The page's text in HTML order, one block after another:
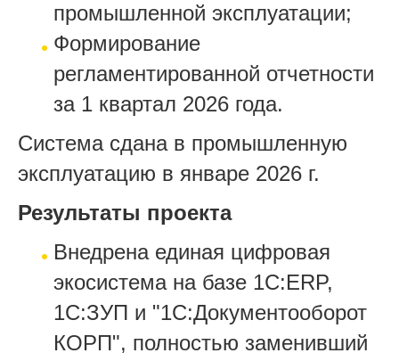
промышленной эксплуатации;
Формирование
регламентированной отчетности
за 1 квартал 2026 года.
Система сдана в промышленную
эксплуатацию в январе 2026 г.
Результаты проекта
Внедрена единая цифровая
экосистема на базе 1С:ERP,
1С:ЗУП и "1С:Документооборот
КОРП", полностью заменивший